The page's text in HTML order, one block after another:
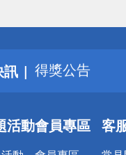
訊
詐騙網頁！請
得獎公告
熱門話題
銀行優惠
詐騙網頁！請
活動會員專區 客